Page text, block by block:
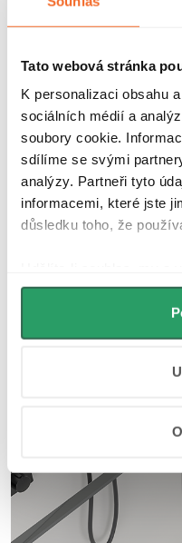
Tato webová stránka
K personalizaci obsahu
sociálních médií a
soubory cookie.
sdílíme se svými
analýzy. Partneři tyto
informacemi, které jste
důsledku toho, že
můžeme používat
personalizovanou
osobní údaje najdete na